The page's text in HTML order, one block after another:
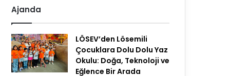
Ajanda
LÖSEV’den Lösemili
Çocuklara Dolu Dolu Yaz
Okulu: Doğa, Teknoloji ve
Eğlence Bir Arada